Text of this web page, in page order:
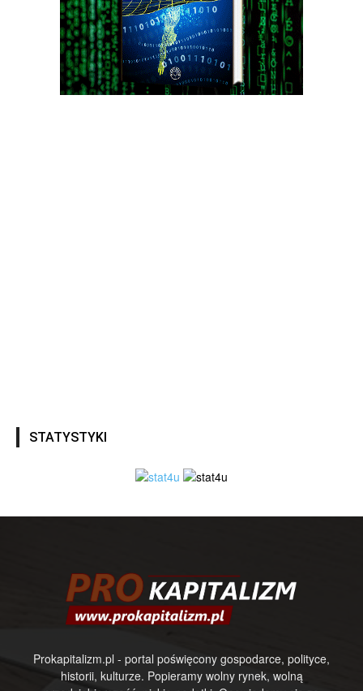
STATYSTYKI
Prokapitalizm.pl - portal poświęcony gospodarce, polityce,
historii, kulturze. Popieramy wolny rynek, wolną